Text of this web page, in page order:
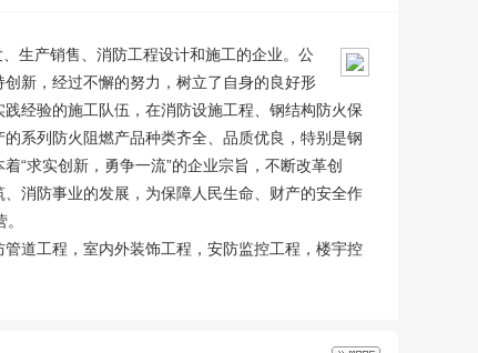
生产销售、消防工程设计和施工的企业。公
新，经过不懈的努力，树立了自身的良好形
经验的施工队伍，在消防设施工程、钢结构防火保
系列防火阻燃产品种类齐全、品质优良，特别是钢
“求实创新，勇争一流”的企业宗旨，不断改革创
消防事业的发展，为保障人民生命、财产的安全作
道工程，室内外装饰工程，安防监控工程，楼宇控